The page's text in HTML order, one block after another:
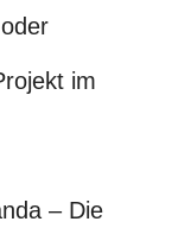
im
– Die